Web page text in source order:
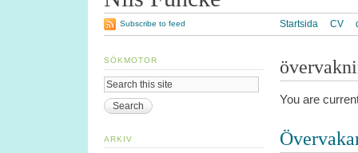
Startsida CV
Subscribe to feed
You are
SÖKMOTOR
ARKIV